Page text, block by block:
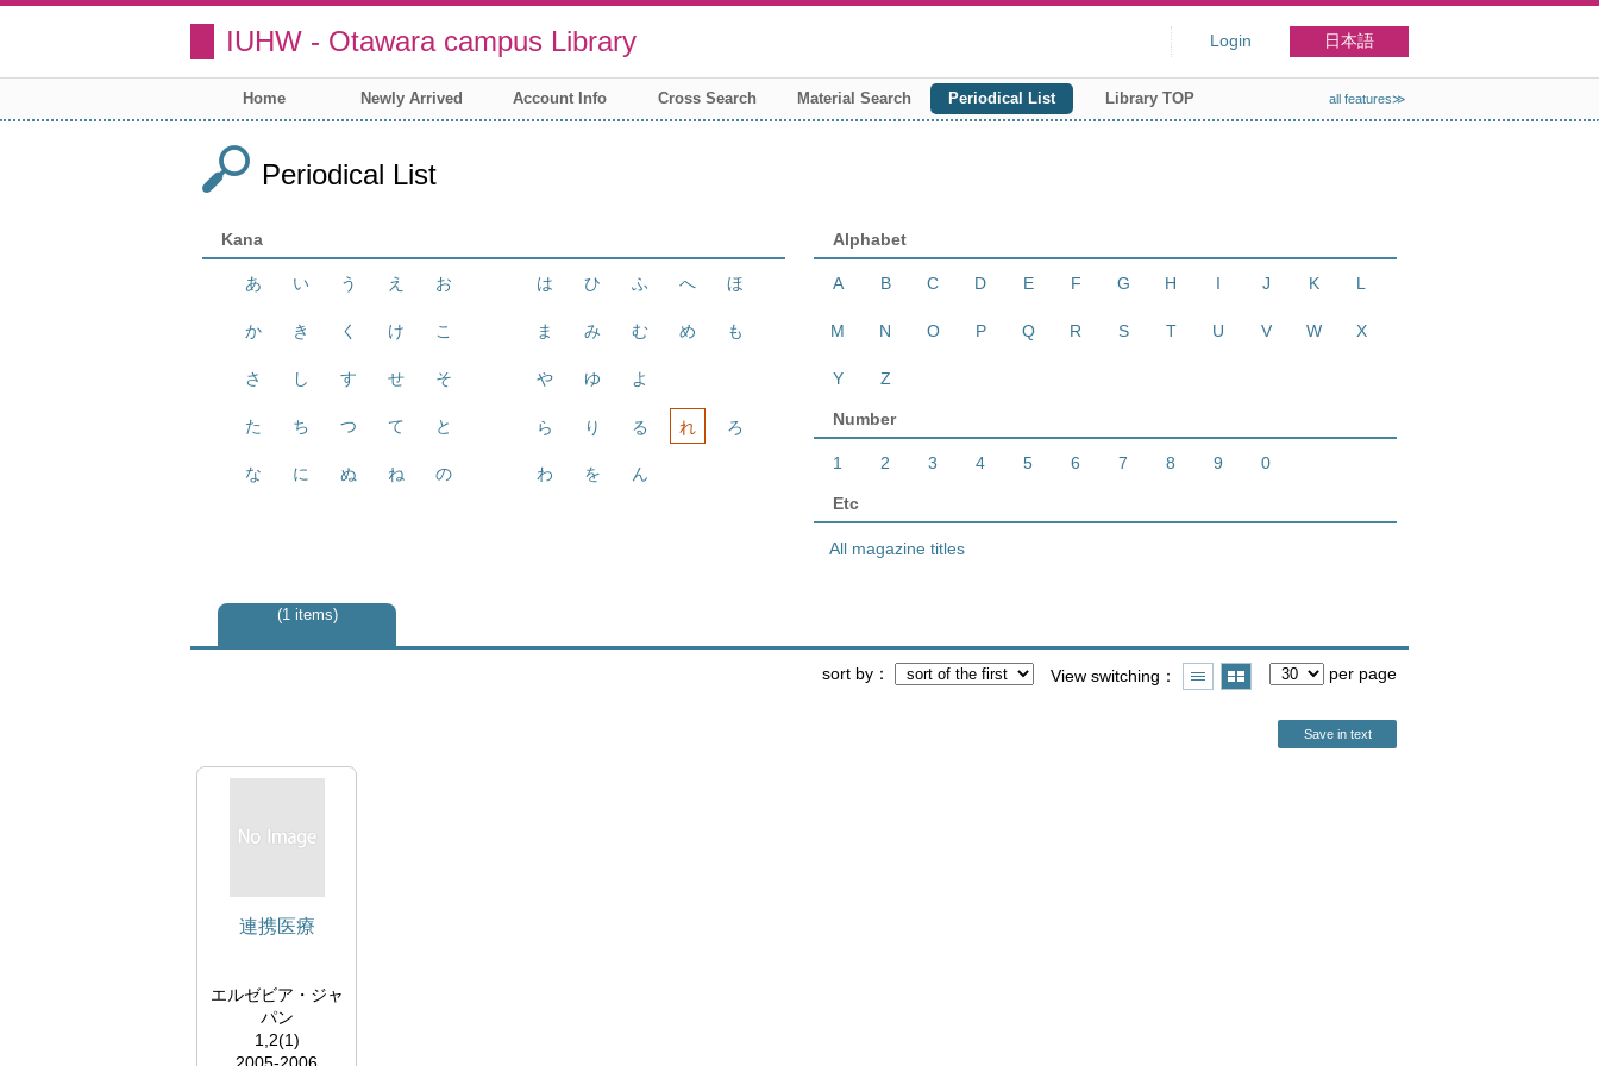
IUHW - Otawara campus Library Login 日本語
Home Newly Arrived Account Info Cross Search Material Search Periodical List Library TOP all features≫
Periodical List
Kana
あ い う え お
か き く け こ
さ し す せ そ
た ち つ て と
な に ぬ ね の
は ひ ふ へ ほ
ま み む め も
や ゆ よ
ら り る れ ろ
わ を ん
Alphabet
A B C D E F G H I J K L
M N O P Q R S T U V W X
Y Z
Number
1 2 3 4 5 6 7 8 9 0
Etc
All magazine titles
1 items
sort by View switching per page
Save in text
連携医療
エルゼビア・ジャ
パン
1,2(1)